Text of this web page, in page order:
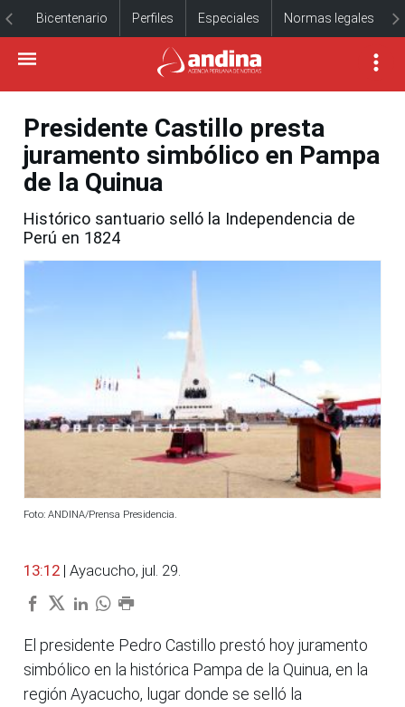
Bicentenario Perfiles Especiales Normas legales
Presidente Castillo presta
juramento simbólico en Pampa
de la Quinua
Histórico santuario selló la Independencia de
Perú en 1824
Foto: ANDINA/Prensa Presidencia.
13:12 | Ayacucho, jul. 29.
El presidente Pedro Castillo prestó hoy juramento
simbólico en la histórica Pampa de la Quinua, en la
región Ayacucho, lugar donde se selló la